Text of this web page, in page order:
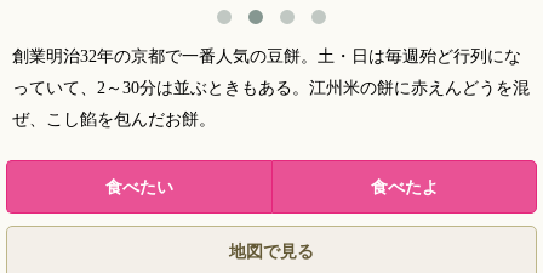
創業明治32年の京都で一番人気の豆餅。土・日は毎週殆ど行列にな
っていて、2～30分は並ぶときもある。江州米の餅に赤えんどうを混
ぜ、こし餡を包んだお餅。
地図で見る